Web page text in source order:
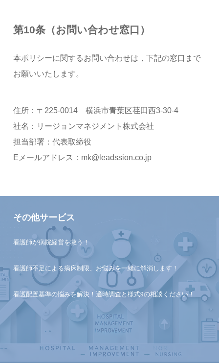
第10条（お問い合わせ窓口）
本ポリシーに関するお問い合わせは，下記の窓口まで
お願いいたします。
住所：〒225-0014 横浜市青葉区荏田西3-30-4
社名：リージョンマネジメント株式会社
担当部署：代表取締役
Eメールアドレス：mk@leadssion.co.jp
その他サービス
看護師が病院経営を救う！
看護師不足による病床制限、お悩みを一緒に解消します！
看護配置基準の悩みを解決！適時調査と様式9の相談ください！